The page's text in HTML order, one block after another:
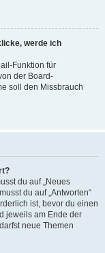
werde ich
Funktion für
der Board-
soll den Missbrauch
du auf „Neues
du auf „Antworten“
ist, bevor du einen
jeweils am Ende der
neue Themen